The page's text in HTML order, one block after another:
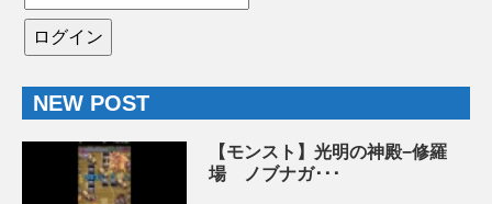
NEW POST
【モンスト】光明の神殿−修羅
場 ノブナガ･･･